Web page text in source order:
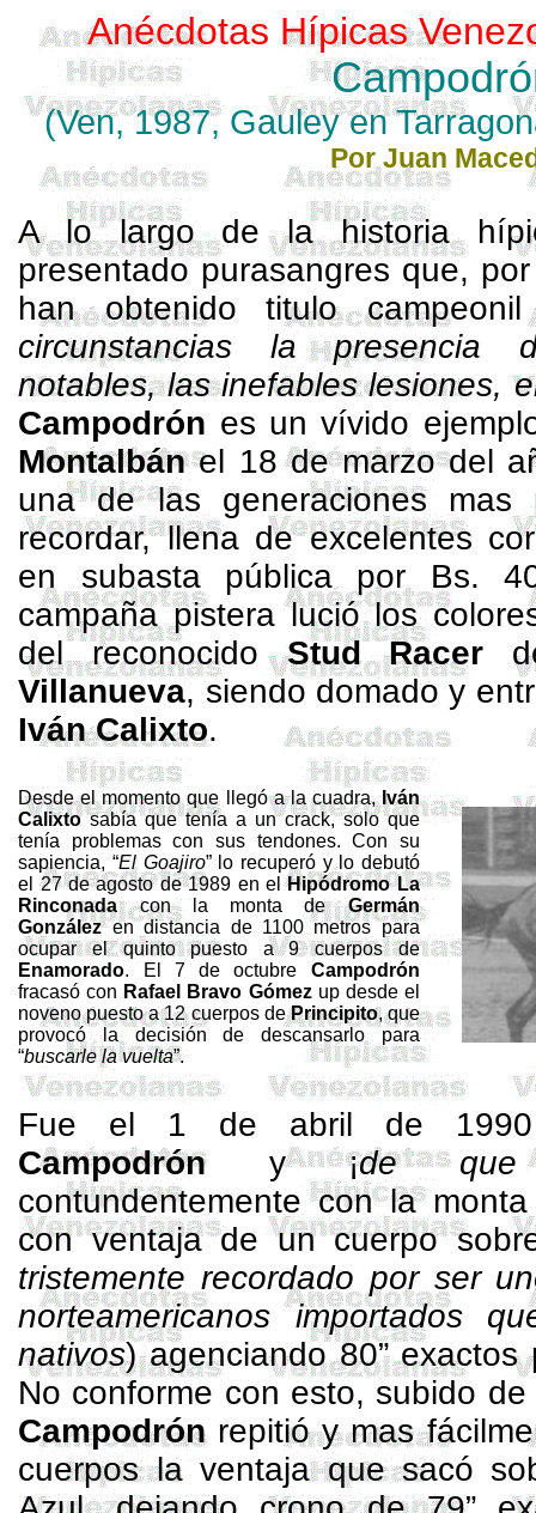
Anécdotas Hípicas
(Ven, 1987,Gauleyen
Por Juan
A lo largo de la historia
presentado purasangres que,
han obtenido titulo
circunstancias la presencia
notables, las inefables lesiones,
Campodrón es un vívido
Montalbánel 18 de marzo del
una de las generaciones mas
recordar, llena de excelentes
en subasta pública por Bs.
campaña pistera lució los
del reconocidoStud Racer
Villanueva, siendo domado y
Iván Calixto.
Desde el momento que llegó a la cuadra,Iván
Calixtosabía que tenía a un crack, solo que
tenía problemas con sus tendones. Con su
sapiencia, “El Goajiro” lo recuperó y lo debutó
el 27 de agosto de 1989 en elHipódromo La
Rinconadacon la monta deGermán
Gonzálezen distancia de 1100 metros para
ocupar el quinto puesto a 9 cuerpos de
Enamorado. El 7 de octubre Campodrón
fracasó con Rafael Bravo Gómezup desde el
noveno puesto a 12 cuerpos dePrincipito, que
provocó la decisión de descansarlo para
“buscarle la vuelta”.
Fue el 1 de abril de 1990
Campodróny ¡de que
contundentemente con la
con ventaja de un cuerpo
tristemente recordado por ser
norteamericanos importados
nativos) agenciando80”exactos
No conforme con esto, subido
Campodrónrepitió y mas
cuerpos la ventaja que sacó